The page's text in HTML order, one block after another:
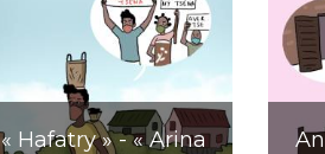
Hafatry » - « Arina